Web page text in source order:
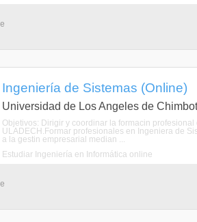
Ingeniería de Sistemas (Online)
Universidad de Los Angeles de
Objetivos: Dirigir y coordinar la formacin
ULADECH.Formar profesionales en Ingeniera de
a la gestin empresarial median ...
Estudiar Ingeniería en Informática online